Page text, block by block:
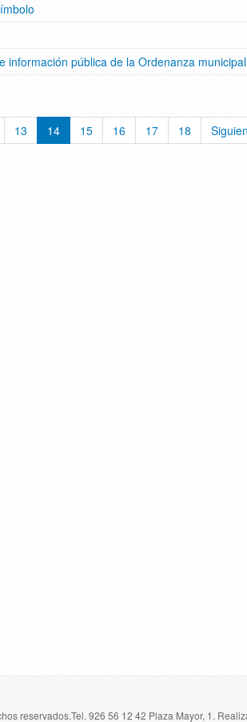
información pública de la Ordenanza
13 14 15 16 17 18
reservados.Tel. 926 56 12 42 Plaza Mayor, 1.